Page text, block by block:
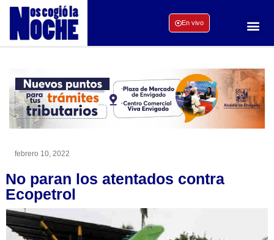
En vivo
febrero 10, 2022
No paran los atentados contra
Ecopetrol